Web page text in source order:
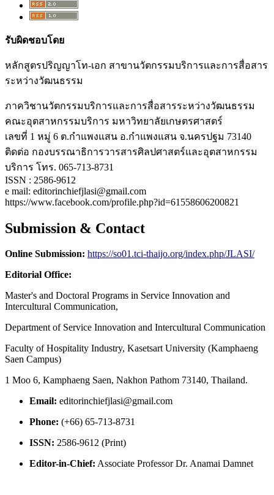
รับผิดชอบโดย
หลักสูตรปริญญาโท-เอก สาขานวัตกรรมบริการและการสื่อสาร
ระหว่างวัฒนธรรม
ภาควิชานวัตกรรมบริการและการสื่อสารระหว่างวัฒนธรรม
คณะอุตสาหกรรมบริการ มหาวิทยาลัยเกษตรศาสตร์
เลขที่ 1 หมู่ 6 ต.กำแพงแสน อ.กำแพงแสน จ.นครปฐม 73140
ติดต่อ กองบรรณาธิการวารสารศิลปศาสตร์และอุตสาหกรรม
บริการ โทร. 065-713-8731
ISSN : 2586-9612
e mail: editorinchiefjlasi@gmail.com
https://www.facebook.com/profile.php?id=61558606200821
Submission & Contact
Online Submission: https://so01.tci-thaijo.org/index.php/JLASI/
Editorial Office:
Master's and Doctoral Programs in Service Innovation and
Intercultural Communication,
Department of Service Innovation and Intercultural Communication
Faculty of Hospitality Industry, Kasetsart University (Kamphaeng
Saen Campus)
1 Moo 6, Kamphaeng Saen, Nakhon Pathom 73140, Thailand.
Email: editorinchiefjlasi@gmail.com
Phone: (+66) 65-713-8731
ISSN: 2586-9612 (Print)
Editor-in-Chief: Associate Professor Dr. Anamai Damnet